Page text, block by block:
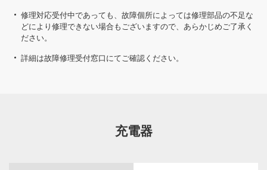
修理対応受付中であっても、故障個所によっては修理部品の不足な
どにより修理できない場合もございますので、あらかじめご了承く
ださい。
詳細は故障修理受付窓口にてご確認ください。
充電器